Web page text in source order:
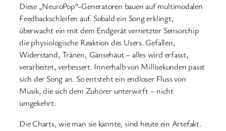
Diese „NeuroPop“-Generatoren bauen auf multimodalen
Feedbackschleifen auf. Sobald ein Song erklingt,
überwacht ein mit dem Endgerät vernetzter Sensorchip
die physiologische Reaktion des Users. Gefallen,
Widerstand, Tränen, Gänsehaut – alles wird erfasst,
verarbeitet, verbessert. Innerhalb von Millisekunden passt
sich der Song an. So entsteht ein endloser Fluss von
Musik, die sich dem Zuhörer unterwirft – nicht
umgekehrt.
Die Charts, wie man sie kannte, sind heute ein Artefakt.